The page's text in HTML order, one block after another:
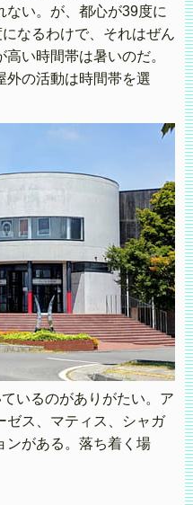
ない。が、都心が39度に
なるわけで、それはぜん
い時間帯は暑いのだ。
外の活動は時間帯を選
いるのがありがたい。ア
ゼス、マティス、シャガ
ンがある。落ち着く場